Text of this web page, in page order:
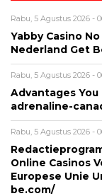
Rabu, 5 Agustus 2026 -
Yabby Casino
Nederland Get
Rabu, 5 Agustus 2026 -
Advantages You
adrenaline-
Rabu, 5 Agustus 2026 -
Online Casinos
Europese Unie
be.com/